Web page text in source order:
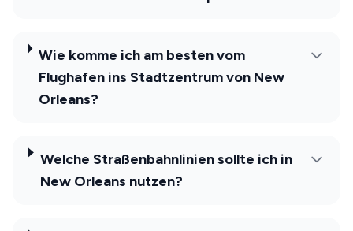
Wie komme ich am besten vom
Flughafen ins Stadtzentrum von New
Orleans?
Welche Straßenbahnlinien sollte ich in
New Orleans nutzen?